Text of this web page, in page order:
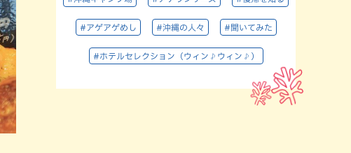
#アゲアゲめし #沖縄の人々 #聞いてみた
#ホテルセレクション（ウィン♪ウィン♪）